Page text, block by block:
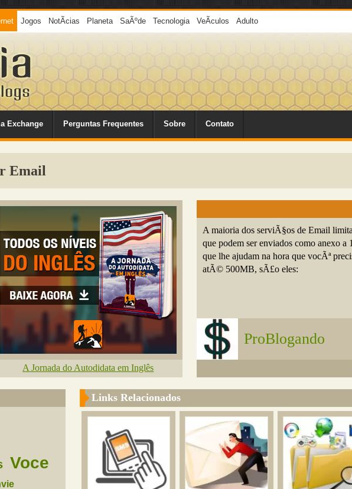
Jogos NotÃ­cias Planeta SaÃºde Tecnologia VeÃ­culos Adulto
Exchange Perguntas Frequentes Sobre Contato
Email
A Jornada do Autodidata em Inglês
A maioria dos serviÃ§os de Email
que podem ser enviados como anexo
que lhe ajudam na hora que vocÃª
atÃ© 500MB, sÃ£o eles:
ProBlogando
Voce
Links Relacionados